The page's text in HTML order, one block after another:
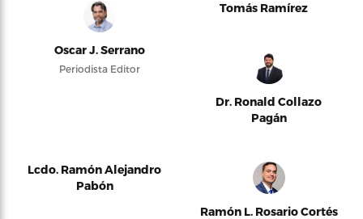
Oscar J. Serrano
Periodista Editor
Tomás Ramírez
Dr. Ronald Collazo
Pagán
Lcdo. Ramón Alejandro
Pabón
Ramón L. Rosario Cortés